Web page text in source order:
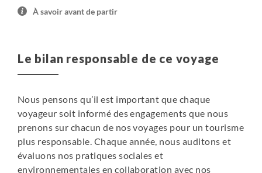
À savoir avant de partir
Le bilan responsable de ce voyage
Nous pensons qu’il est important que chaque
voyageur soit informé des engagements que nous
prenons sur chacun de nos voyages pour un tourisme
plus responsable. Chaque année, nous auditons et
évaluons nos pratiques sociales et
environnementales en collaboration avec nos